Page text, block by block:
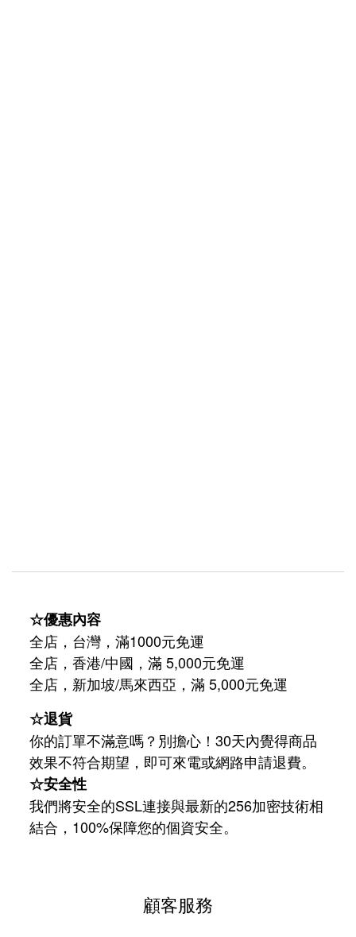
☆優惠內容
全店，台灣，滿1000元免運
全店，香港/中國，滿 5,000元免運
全店，新加坡/馬來西亞，滿 5,000元免運
☆退貨
你的訂單不滿意嗎？別擔心！30天內覺得商品
效果不符合期望，即可來電或網路申請退費。
☆安全性
我們將安全的SSL連接與最新的256加密技術相
結合，100%保障您的個資安全。
顧客服務